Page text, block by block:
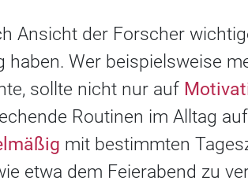
Ansicht der Forscher
Wer beispielsweise
sollte nicht nur auf
Routinen im Alltag
mit bestimmten
etwa dem Feierabend zu